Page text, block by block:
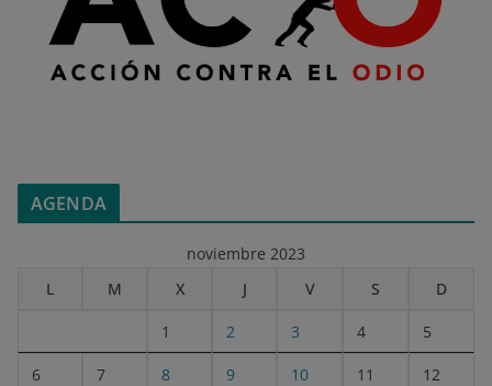
AGENDA
noviembre 2023
L
M X J V S D
1 2 3 4 5
6 7 8 9 10 11 12